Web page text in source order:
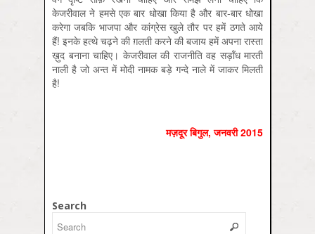
केजरीवाल ने हमसे एक बार धोखा किया है और बार-बार धोखा
करेगा जबकि भाजपा और कांग्रेस खुले तौर पर हमें ठगते आये
हैं! इनके हत्थे चढ़ने की ग़लती करने की बजाय हमें अपना रास्ता
ख़ुद बनाना चाहिए। केजरीवाल की राजनीति वह सड़ाँध मारती
नाली है जो अन्त में मोदी नामक बड़े गन्दे नाले में जाकर मिलती
है!
मज़दूर बिगुल,जनवरी2015
Search